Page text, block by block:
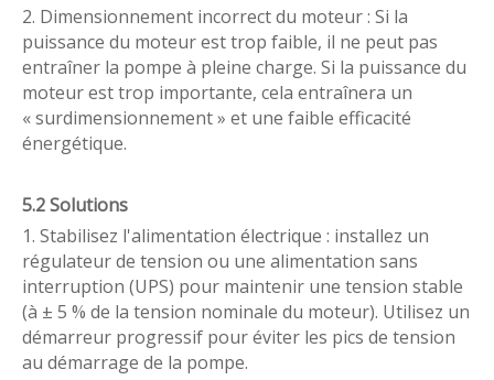
2. Dimensionnement incorrect du moteur : Si la
puissance du moteur est trop faible, il ne peut pas
entraîner la pompe à pleine charge. Si la puissance du
moteur est trop importante, cela entraînera un
« surdimensionnement » et une faible efficacité
énergétique.
5.2 Solutions
1. Stabilisez l'alimentation électrique : installez un
régulateur de tension ou une alimentation sans
interruption (UPS) pour maintenir une tension stable
(à ± 5 % de la tension nominale du moteur). Utilisez un
démarreur progressif pour éviter les pics de tension
au démarrage de la pompe.